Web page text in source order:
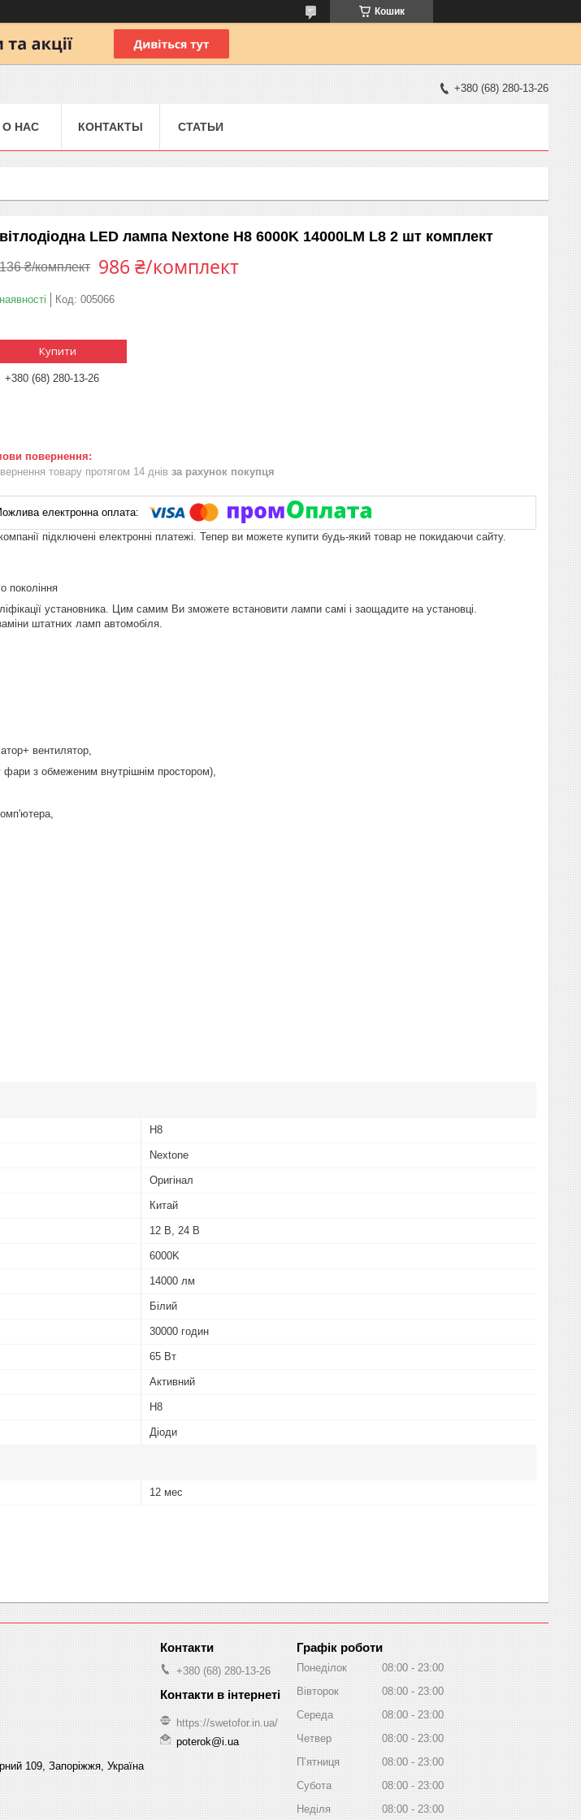
Кошик
+380 (68) 280-13-26
О НАС КОНТАКТЫ СТАТЬИ
LED лампа Nextone H8 6000K 14000LM L8 2 шт комплект
₴/комплект 986 ₴/комплект
Код: 005066
Купити
+380 (68) 280-13-26
товару протягом 14 днів за рахунок покупця
підключені електронні платежі. Тепер ви можете купити будь-який товар не покидаючи сайту.
покоління
установника. Цим самим Ви зможете встановити лампи самі і заощадите на установці.
штатних ламп автомобіля.
вентилятор,
з обмеженим внутрішнім простором),
H8
Nextone
Оригінал
Китай
12 В, 24 В
6000K
14000 лм
Білий
30000 годин
65 Вт
Активний
H8
Діоди
12 мес
109, Запоріжжя, Україна
+380 (68) 280-13-26
https://swetofor.in.ua/
poterok@i.ua
Графік роботи
Понеділок 08:00
23:00
Вівторок
08:00
23:00
Середа
08:00
23:00
Четвер
08:00
23:00
Пʼятниця
08:00
23:00
Субота
08:00
23:00
Неділя
08:00 23:00